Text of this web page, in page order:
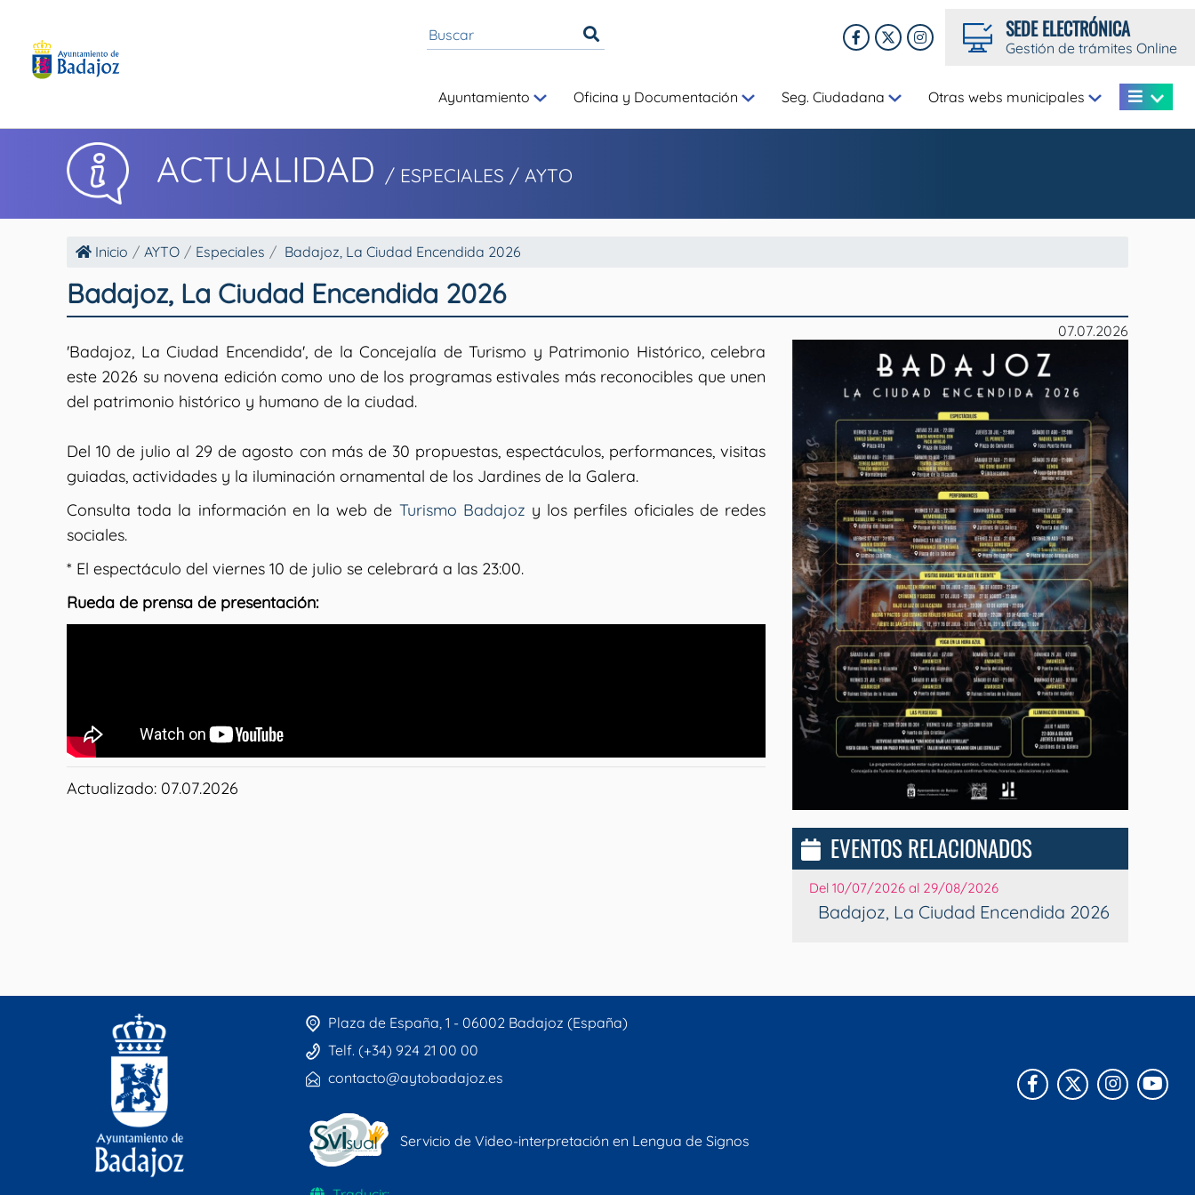
SEDE ELECTRÓNICA
Gestión de trámites Online
Ayuntamiento Oficina y Documentación Seg. Ciudadana Otras webs municipales
ACTUALIDAD / ESPECIALES / AYTO
Inicio AYTO Especiales Badajoz, La Ciudad Encendida 2026
Badajoz, La Ciudad Encendida 2026
07.07.2026
'Badajoz, La Ciudad Encendida', de la Concejalía de Turismo y Patrimonio Histórico, celebra
este 2026 su novena edición como uno de los programas estivales más reconocibles que unen
del patrimonio histórico y humano de la ciudad.
Del 10 de julio al 29 de agosto con más de 30 propuestas, espectáculos, performances, visitas
guiadas, actividades y la iluminación ornamental de los Jardines de la Galera.
Consulta toda la información en la web de Turismo Badajoz y los perfiles oficiales de redes
sociales.
* El espectáculo del viernes 10 de julio se celebrará a las 23:00.
Rueda de prensa de presentación:
Actualizado: 07.07.2026
EVENTOS RELACIONADOS
Del 10/07/2026 al 29/08/2026
Badajoz, La Ciudad Encendida 2026
Plaza de España, 1 - 06002 Badajoz (España)
Telf. (+34) 924 21 00 00
contacto@aytobadajoz.es
Facebook
X
Servicio de Video-interpretación en Lengua de Signos